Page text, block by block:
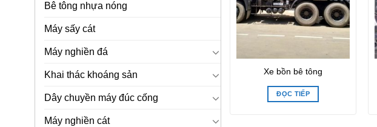
Bê tông nhựa nóng
Máy sấy cát
Máy nghiền đá
Khai thác khoáng sản
Dây chuyền máy đúc cống
Máy nghiền cát
Xe bồn bê tông
ĐỌC TIẾP